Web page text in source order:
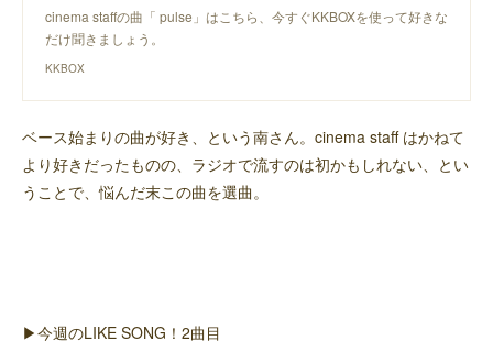
cinema staffの曲「 pulse」はこちら、今すぐKKBOXを使って好きな
だけ聞きましょう。
KKBOX
ベース始まりの曲が好き、という南さん。cinema staff はかねて
より好きだったものの、ラジオで流すのは初かもしれない、とい
うことで、悩んだ末この曲を選曲。
▶︎今週のLIKE SONG！2曲目